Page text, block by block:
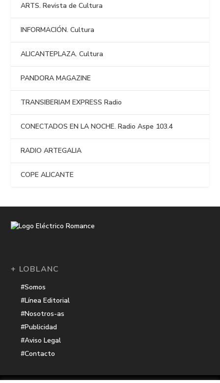
ARTS. Revista de Cultura
INFORMACIÓN. Cultura
ALICANTEPLAZA. Cultura
PANDORA MAGAZINE
TRANSIBERIAM EXPRESS Radio
CONECTADOS EN LA NOCHE. Radio Aspe 103.4
RADIO ARTEGALIA
COPE ALICANTE
+ LOBLANC
#Somos
#Línea Editorial
#Nosotros-as
#Publicidad
#Aviso Legal
#Contacto